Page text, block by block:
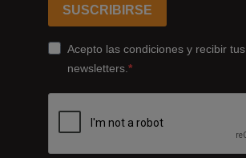
Catalans
178,
Cornellà
Barcelona
SUSCRIBIRSE
Acepto las condiciones y recibir tus
newsletters.